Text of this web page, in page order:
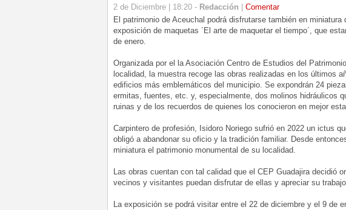
2 de Diciembre | 18:20 - Redacción
Comentar
El patrimonio de Aceuchal podrá disfrutarse también en
exposición de maquetas ´El arte de maquetar el tiempo´, que
de enero.
Organizada por el la Asociación Centro de Estudios del
localidad, la muestra recoge las obras realizadas en los últimos
edificios más emblemáticos del municipio. Se expondrán 24
ermitas, fuentes, etc. y, especialmente, dos molinos hidráulicos
ruinas y de los recuerdos de quienes los conocieron en mejor
Carpintero de profesión, Isidoro Noriego sufrió en 2022 un ictus
obligó a abandonar su oficio y la tradición familiar. Desde
miniatura el patrimonio monumental de su localidad.
Las obras cuentan con tal calidad que el CEP Guadajira decidió
vecinos y visitantes puedan disfrutar de ellas y apreciar su
La exposición se podrá visitar entre el 22 de diciembre y el 9 de